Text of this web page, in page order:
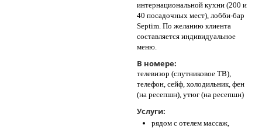
интернациональной кухни (200 и
40 посадочных мест), лобби-бар
Septim. По желанию клиента
составляется индивидуальное
меню.
В номере:
телевизор (спутниковое ТВ),
телефон, сейф, холодильник, фен
(на ресепшн), утюг (на ресепшн)
Услуги:
рядом с отелем массаж,